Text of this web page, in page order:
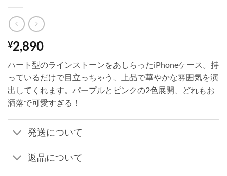
¥2,890
ハート型のラインストーンをあしらったiPhoneケース。持
っているだけで目立っちゃう、上品で華やかな雰囲気を演
出してくれます。パープルとピンクの2色展開、どれもお
洒落で可愛すぎる！
発送について
返品について